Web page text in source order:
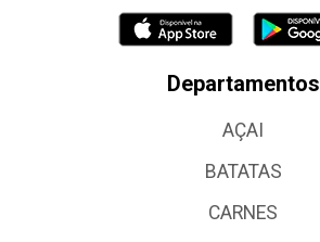
Departamentos
AÇAI
BATATAS
CARNES